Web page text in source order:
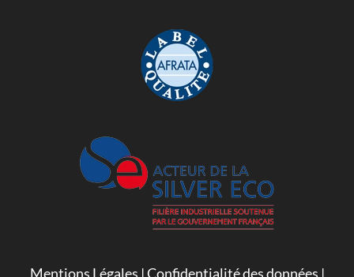
Mentions Légales |Confidentialité des données |